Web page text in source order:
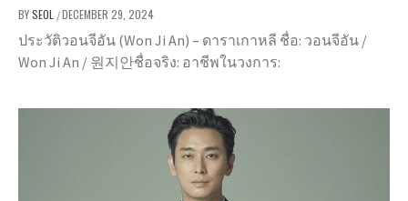
BYSEOL /DECEMBER 29, 2024
ประวัติวอนจีอัน (Won Ji An) – ดาราเกาหลี ชื่อ: วอนจีอัน /
Won Ji An / 원지안ชื่อจริง: อาชีพในวงการ: